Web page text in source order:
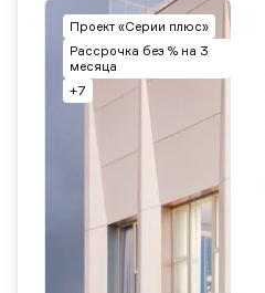
Проект «Серии плюс»
Рассрочка без % на 3
месяца
+7